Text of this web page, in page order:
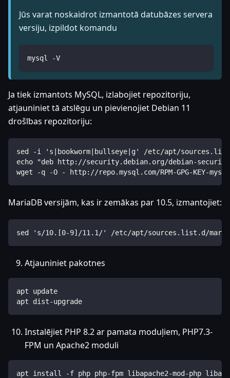
Jūs varat noskaidrot izmantotā datubāzes servera
versiju, izpildot komandu
mysql -V
Ja tiek izmantots MySQL, izlabojiet repozitoriju,
atjauniniet tā atslēgu un pievienojiet Debian 11
drošības repozitoriju:
sed -i 's|bookworm|bullseye|g' /etc/apt/
echo "deb http://security.debian.org/debian-
wget -q -O - http://repo.mysql.com/RPM-GPG-KEY-
MariaDB versijām, kas ir zemākas par 10.5, izmantojiet:
sed 's/10.[0-9]/11.1/' /etc/apt/sources.list.d/
Atjauniniet pakotnes
apt update
apt dist-upgrade
Instalējiet PHP 8.2 ar pamata moduļiem, PHP7.3-
FPM un Apache2 moduli
apt install -f php php-fpm libapache2-mod-php